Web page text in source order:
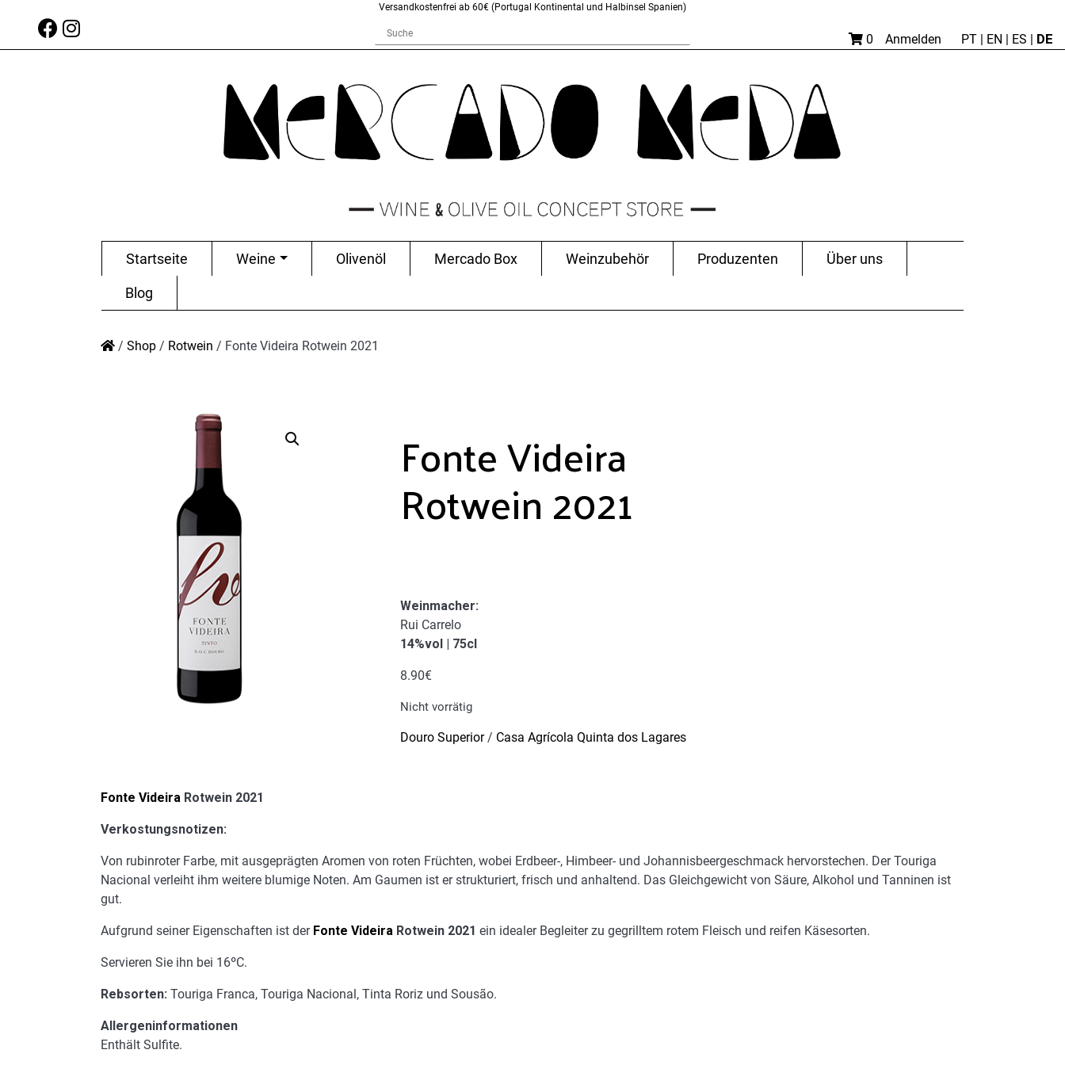
Versandkostenfrei ab 60€ (Portugal Kontinental und Halbinsel Spanien)
0 Anmelden PT | EN | ES | DE
Startseite Weine Olivenöl Mercado Box Weinzubehör Produzenten Über uns
Blog
/ Shop / Rotwein / Fonte Videira Rotwein 2021
Fonte Videira
Rotwein 2021
Weinmacher:
Rui Carrelo
14%vol | 75cl
8.90€
Nicht vorrätig
Douro Superior/ Casa Agrícola Quinta dos Lagares
Fonte Videira Rotwein 2021
Verkostungsnotizen:
Von rubinroter Farbe, mit ausgeprägten Aromen von roten Früchten, wobei Erdbeer-, Himbeer- und Johannisbeergeschmack hervorstechen. Der Touriga
Nacional verleiht ihm weitere blumige Noten. Am Gaumen ist er strukturiert, frisch und anhaltend. Das Gleichgewicht von Säure, Alkohol und Tanninen ist
gut.
Aufgrund seiner Eigenschaften ist der Fonte Videira Rotwein 2021 ein idealer Begleiter zu gegrilltem rotem Fleisch und reifen Käsesorten.
Servieren Sie ihn bei 16ºC.
Rebsorten: Touriga Franca, Touriga Nacional, Tinta Roriz und Sousão.
Allergeninformationen
Enthält Sulfite.